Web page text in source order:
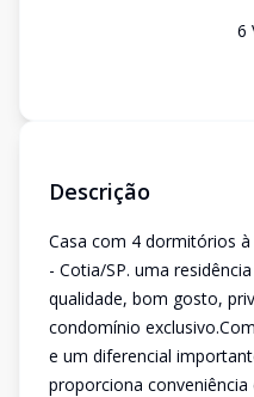
6
Descrição
Casa com 4 dormitórios à
- Cotia/SP. uma
qualidade, bom gosto,
condomínio
e um diferencial
proporciona